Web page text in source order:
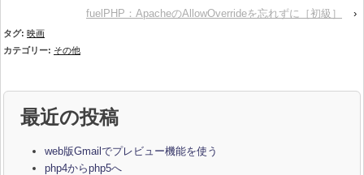
fuelPHP：ApacheのAllowOverrideを忘れずに［初級］
›
タグ: 映画
カテゴリー: その他
最近の投稿
web版Gmailでプレビュー機能を使う
php4からphp5へ